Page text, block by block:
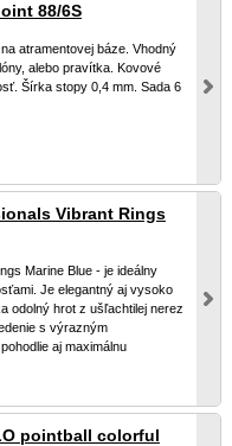
88/6S
atramentovej báze. Vhodný
alebo pravítka. Kovové
Šírka stopy 0,4 mm. Sada 6
Vibrant Rings
Marine Blue - je ideálny
Je elegantný aj vysoko
odolný hrot z ušľachtilej nerez
s výrazným
aj maximálnu
pointball colorful